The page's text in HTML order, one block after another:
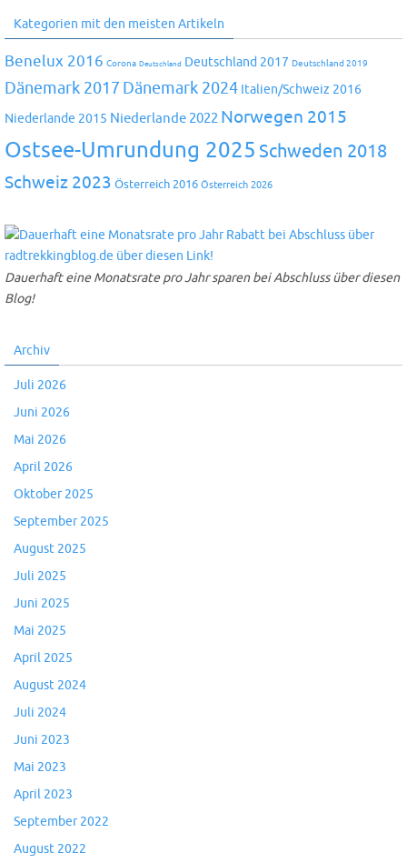
Kategorien mit den meisten Artikeln
Benelux 2016 Corona Deutschland Deutschland 2017 Deutschland 2019
Dänemark 2017 Dänemark 2024 Italien/Schweiz 2016
Niederlande 2015 Niederlande 2022 Norwegen 2015
Ostsee-Umrundung 2025 Schweden 2018
Schweiz 2023 Österreich 2016 Österreich 2026
Dauerhaft eine Monatsrate pro Jahr sparen bei Abschluss über diesen
Blog!
Archiv
Juli 2026
Juni 2026
Mai 2026
April 2026
Oktober 2025
September 2025
August 2025
Juli 2025
Juni 2025
Mai 2025
April 2025
August 2024
Juli 2024
Juni 2023
Mai 2023
April 2023
September 2022
August 2022